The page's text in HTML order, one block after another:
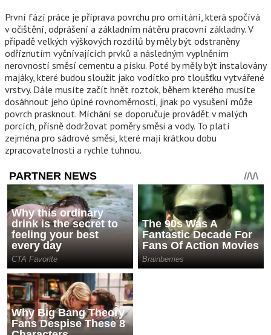
První fází práce je příprava povrchu pro omítání, která spočívá
v očištění, odprášení a základním nátěru pracovní základny. V
případě velkých výškových rozdílů by měly být odstraněny
odříznutím vyčnívajících prvků a následným vyplněním
nerovností směsí cementu a písku. Poté by měly být instalovány
majáky, které budou sloužit jako vodítko pro tloušťku vytvářené
vrstvy. Dále musíte začít hnět roztok, během kterého musíte
dosáhnout jeho úplné rovnoměrnosti, jinak po vysušení může
povrch prasknout. Míchání se doporučuje provádět v malých
porcích, přísně dodržovat poměry směsi a vody. To platí
zejména pro sádrové směsi, které mají krátkou dobu
zpracovatelnosti a rychle tuhnou.